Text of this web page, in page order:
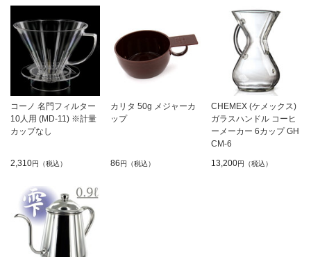
コーノ 名門フィルター
10人用 (MD-11) ※計量
カップなし
2,310円（税込）
カリタ 50g メジャーカ
ップ
86円（税込）
CHEMEX (ケメックス)
ガラスハンドル コーヒ
ーメーカー 6カップ GH
CM-6
13,200円（税込）